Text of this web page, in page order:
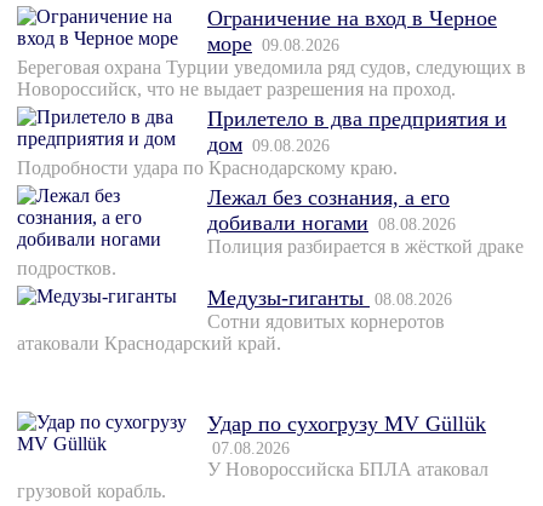
Ограничение на вход в Черное
море 09.08.2026
Береговая охрана Турции уведомила ряд судов, следующих в
Новороссийск, что не выдает разрешения на проход.
Прилетело в два предприятия и
дом 09.08.2026
Подробности удара по Краснодарскому краю.
Лежал без сознания, а его
добивали ногами 08.08.2026
Полиция разбирается в жёсткой драке
подростков.
Медузы-гиганты 08.08.2026
Сотни ядовитых корнеротов
атаковали Краснодарский край.
Удар по сухогрузу MV Güllük
07.08.2026
У Новороссийска БПЛА атаковал
грузовой корабль.